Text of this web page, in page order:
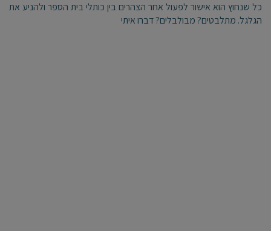
כל שנחוץ הוא אישור לפעול אחר הצהרים בין כותלי בית הספר ולהניע את
הגלגל. מתלבטים? מבולבלים? דברו איתי